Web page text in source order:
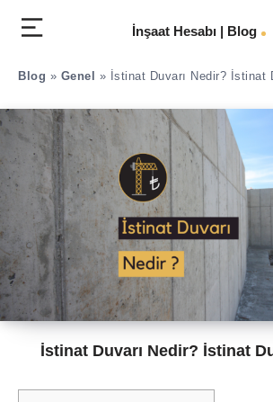
İnşaat Hesabı | Blog
Blog » Genel » İstinat Duvarı Nedir? İstinat
İstinat Duvarı Nedir? İstinat